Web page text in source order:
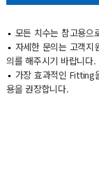
모든 치수는 참고용으
자세한 문의는 고객
의를 해주시기 바랍니다.
가장 효과적인
용을 권장합니다.